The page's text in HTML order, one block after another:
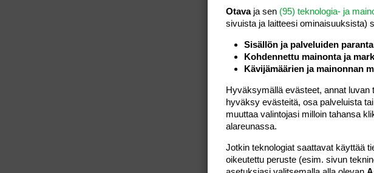
Otavaja sen (95) teknologia- ja
sivuista ja laitteesi ominaisuuk­sista)
Sisällön ja palveluiden
Kohdennettu mainonta ja
Kävijämäärien ja mainonnan
Hyväksymällä evästeet, annat
hyväksy evästeitä, osa palveluista
muuttaa valintojasi milloin tahansa
alareunassa.
Jotkin teknologiat saattavat käyttää
oikeutettu peruste (esim. sivun